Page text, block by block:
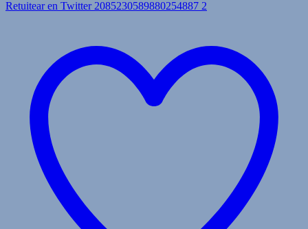
Retuitear en Twitter 2085230589880254887 2